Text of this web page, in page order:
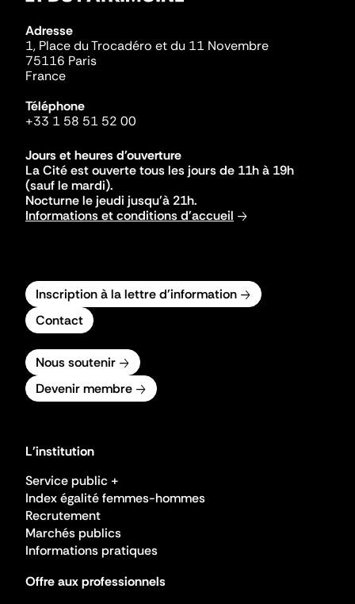
Adresse
1, Place du Trocadéro et du 11 Novembre
75116 Paris
France
Téléphone
+33 1 58 51 52 00
Jours et heures d'ouverture
La Cité est ouverte tous les jours de 11h à 19h
(sauf le mardi).
Nocturne le jeudi jusqu'à 21h.
Informations et conditions d'accueil
Inscription à la lettre d'information
Contact
Nous soutenir
Devenir membre
L'institution
Service public +
Index égalité femmes-hommes
Recrutement
Marchés publics
Informations pratiques
Offre aux professionnels